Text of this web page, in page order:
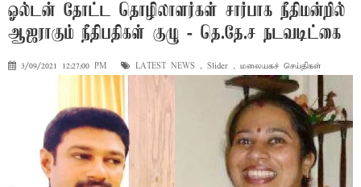
ஓல்டன் தோட்ட தொழிலாளர்கள் சார்பாக நீதிமன்றில்
ஆஜராகும் நீதிபதிகள் குழு - தெ.தே.ச நடவடிட்கை
3/09/2021 12:27:00 PM LATEST NEWS , Slider , மலையகச் செய்திகள்